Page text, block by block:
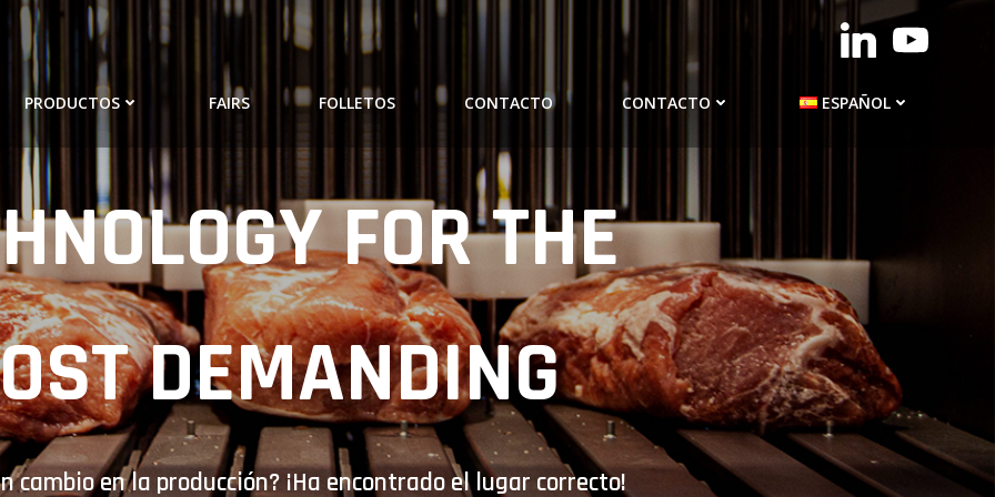
PRODUCTOS FAIRS FOLLETOS CONTACTO CONTACTO ESPAÑOL
FOR THE
DEMANDING
cambio en la producción? ¡Ha encontrado el lugar correcto!